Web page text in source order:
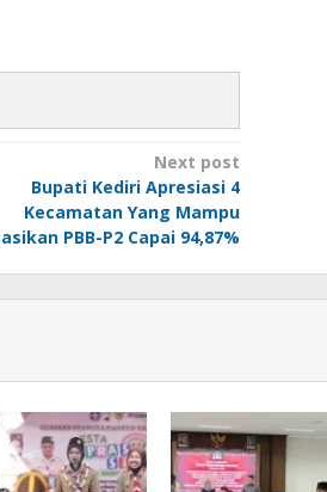
Next post
Bupati Kediri Apresiasi 4
Kecamatan Yang Mampu
PBB-P2 Capai 94,87%